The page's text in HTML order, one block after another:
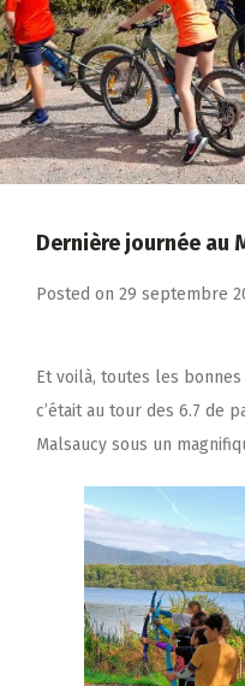
Dernière journée au
Posted on 29 septembre
Et voilà, toutes les bonnes
c’était au tour des 6.7 de
Malsaucy sous un